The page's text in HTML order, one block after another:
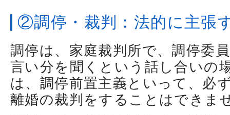
②調停・裁判：法的に主張
調停は、家庭裁判所で、調停委
言い分を聞くという話し合いの
は、調停前置主義といって、必
離婚の裁判をすることはできま